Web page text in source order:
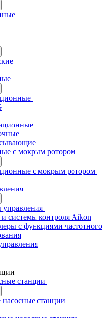
с мокрым ротором
с мокрым ротором
системы контроля Aikon
с функциями частотного
станции
станции